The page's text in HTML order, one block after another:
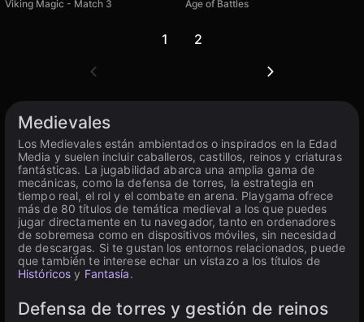
Viking Magic - Match 3
Age of Battles
1 2
Medievales
Los Medievales están ambientados o inspirados en la Edad
Media y suelen incluir caballeros, castillos, reinos y criaturas
fantásticas. La jugabilidad abarca una amplia gama de
mecánicas, como la defensa de torres, la estrategia en
tiempo real, el rol y el combate en arena. Playgama ofrece
más de 80 títulos de temática medieval a los que puedes
jugar directamente en tu navegador, tanto en ordenadores
de sobremesa como en dispositivos móviles, sin necesidad
de descargas. Si te gustan los entornos relacionados, puede
que también te interese echar un vistazo a los títulos de
Históricos y Fantasía.
Defensa de torres y gestión de reinos